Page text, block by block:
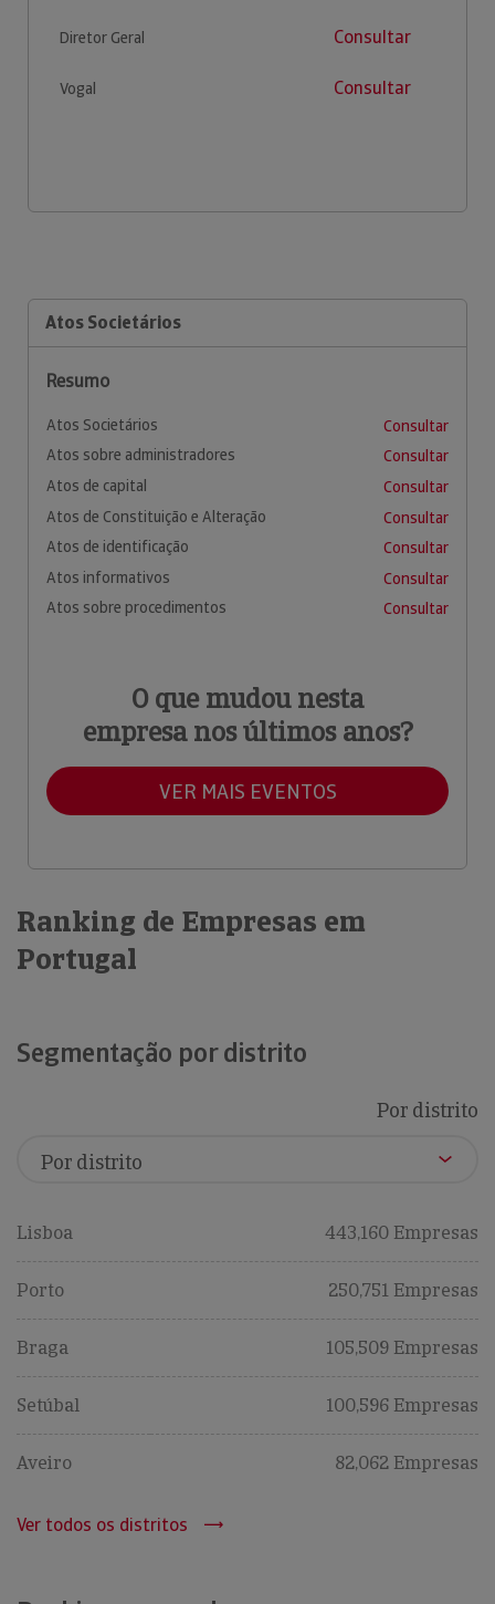
Diretor Geral Consultar
Vogal Consultar
Atos Societários
Resumo
Atos Societários
Consultar
Atos sobre administradores
Consultar
Atos de capital
Consultar
Atos de Constituição e Alteração
Consultar
Atos de identificação
Consultar
Atos informativos
Consultar
Atos sobre procedimentos
Consultar
O que mudou nesta
empresa nos últimos anos?
VER MAIS EVENTOS
Ranking de Empresas em
Portugal
Segmentação por distrito
Por distrito
Lisboa 443,160 Empresas
Porto 250,751 Empresas
Braga 105,509 Empresas
Setúbal 100,596 Empresas
Aveiro 82,062 Empresas
Ver todos os distritos